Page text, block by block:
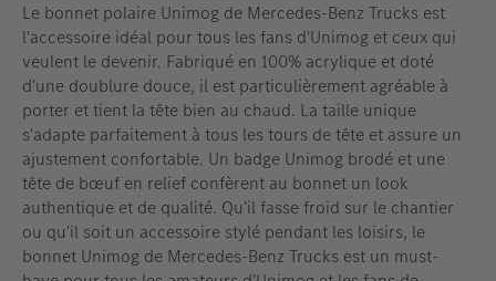
Le bonnet polaire Unimog de Mercedes-Benz Trucks est
l'accessoire idéal pour tous les fans d'Unimog et ceux qui
veulent le devenir. Fabriqué en 100% acrylique et doté
d'une doublure douce, il est particulièrement agréable à
porter et tient la tête bien au chaud. La taille unique
s'adapte parfaitement à tous les tours de tête et assure un
ajustement confortable. Un badge Unimog brodé et une
tête de bœuf en relief confèrent au bonnet un look
authentique et de qualité. Qu'il fasse froid sur le chantier
ou qu'il soit un accessoire stylé pendant les loisirs, le
bonnet Unimog de Mercedes-Benz Trucks est un must-